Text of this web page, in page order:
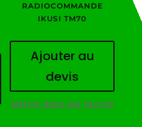
RADIOCOMMANDE
IKUSI TM70
Ajouter au
devis
Mettre dans les favoris